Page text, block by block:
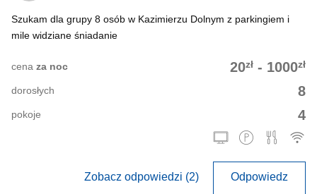
Szukam dla grupy 8 osób w Kazimierzu Dolnym z parkingiem i
mile widziane śniadanie
20zł - 1000zł
cena za noc
8
dorosłych
4
pokoje
Zobacz odpowiedzi (2) Odpowiedz